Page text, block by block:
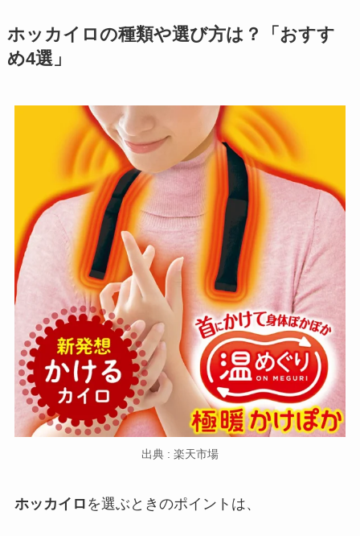
ホッカイロ の種類や選び方は？「おすす
め4選」
出典 : 楽天市場
ホッカイロ を選ぶときのポイントは、